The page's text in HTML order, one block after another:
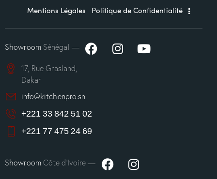
Mentions Légales Politique de Confidentialité
ShowroomSénégal —
17, Rue Grasland,
Dakar
info@kitchenpro.sn
+221 33 842 51 02
+221 77 475 24 69
ShowroomCôte d’Ivoire —